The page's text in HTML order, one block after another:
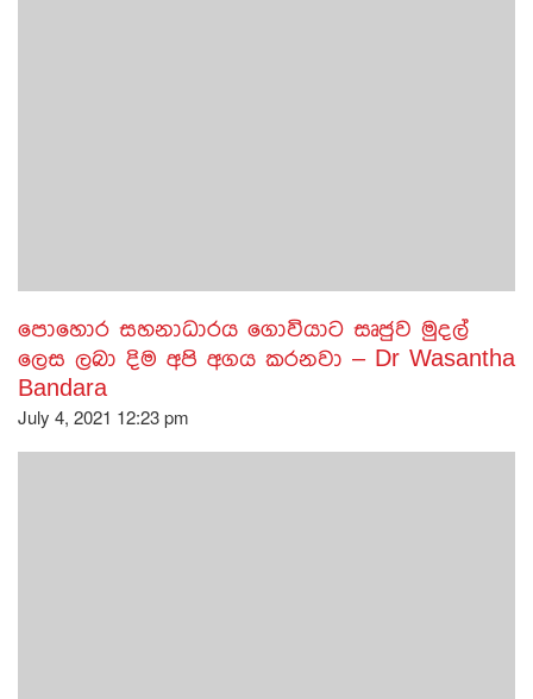
පොහොර සහනාධාරය ගොවියාට සෘජුව මුදල්
ලෙස ලබා දිම අපි අගය කරනවා – Dr Wasantha
Bandara
July 4, 2021 12:23 pm